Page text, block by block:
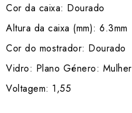
Cor da caixa: Dourado
Altura da caixa (mm): 6.3mm
Cor do mostrador: Dourado
Vidro: Plano Género: Mulher
Voltagem: 1,55